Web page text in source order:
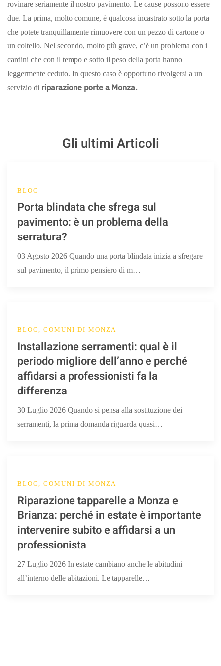
rovinare seriamente il nostro pavimento. Le cause possono essere
due. La prima, molto comune, è qualcosa incastrato sotto la porta
che potete tranquillamente rimuovere con un pezzo di cartone o
un coltello. Nel secondo, molto più grave, c’è un problema con i
cardini che con il tempo e sotto il peso della porta hanno
leggermente ceduto. In questo caso è opportuno rivolgersi a un
servizio di riparazione porte a Monza.
Gli ultimi Articoli
BLOG
Porta blindata che sfrega sul
pavimento: è un problema della
serratura?
03 Agosto 2026 Quando una porta blindata inizia a sfregare
sul pavimento, il primo pensiero di m…
BLOG, COMUNI DI MONZA
Installazione serramenti: qual è il
periodo migliore dell’anno e perché
affidarsi a professionisti fa la
differenza
30 Luglio 2026 Quando si pensa alla sostituzione dei
serramenti, la prima domanda riguarda quasi…
BLOG, COMUNI DI MONZA
Riparazione tapparelle a Monza e
Brianza: perché in estate è importante
intervenire subito e affidarsi a un
professionista
27 Luglio 2026 In estate cambiano anche le abitudini
all’interno delle abitazioni. Le tapparelle…